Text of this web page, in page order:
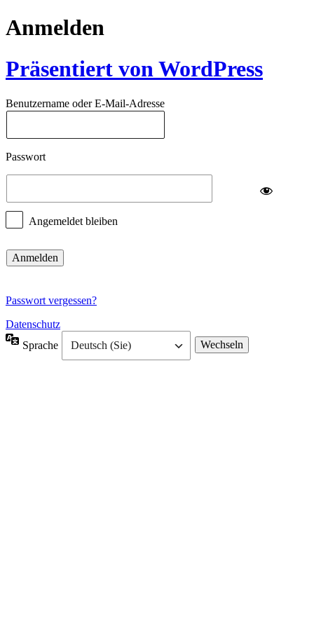
Anmelden
Präsentiert von WordPress
Benutzername oder E-Mail-Adresse
Passwort
Angemeldet bleiben
Passwort vergessen?
Datenschutz
Sprache